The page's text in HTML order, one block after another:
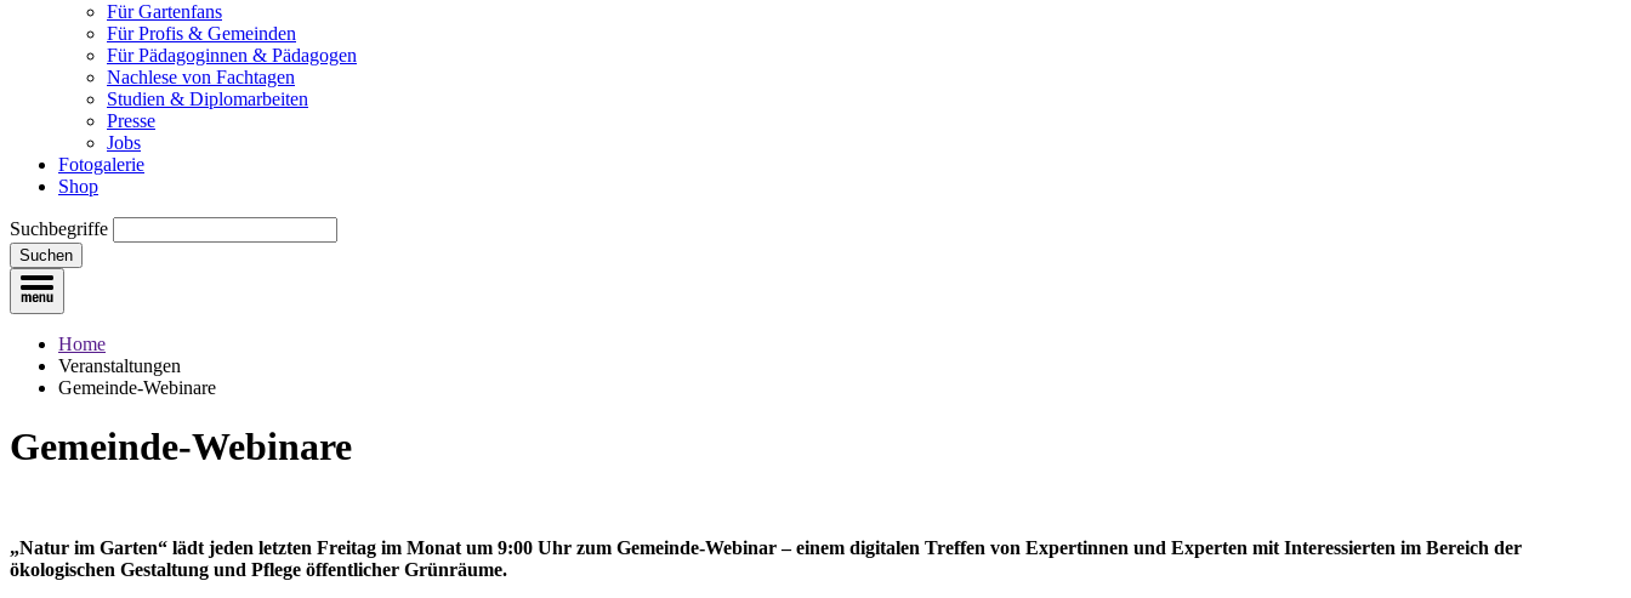
Für Gartenfans
Für Profis & Gemeinden
Für Pädagoginnen & Pädagogen
Nachlese von Fachtagen
Studien & Diplomarbeiten
Presse
Jobs
Fotogalerie
Shop
Suchbegriffe
Suchen
Home
Veranstaltungen
Gemeinde-Webinare
Gemeinde-Webinare
„Natur im Garten“ lädt jeden letzten Freitag im Monat um 9:00 Uhr zum Gemeinde-Webinar – einem digitalen Treffen von Expertinnen und Experten mit Interessierten im Bereich der
ökologischen Gestaltung und Pflege öffentlicher Grünräume.